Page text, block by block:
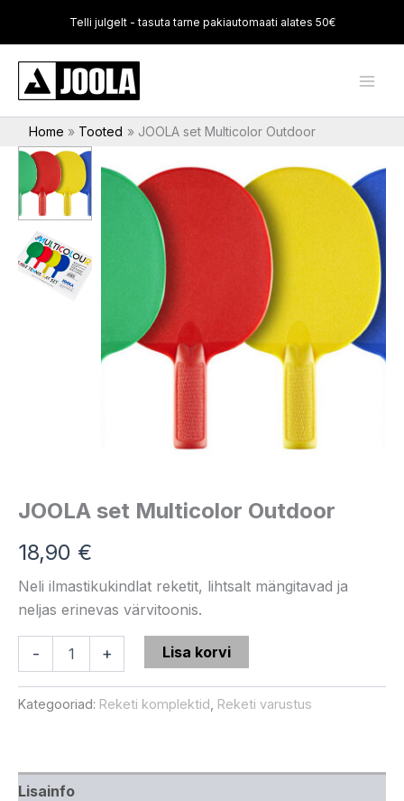
content
Telli julgelt - tasuta tarne pakiautomaati alates 50€
Home Tooted JOOLA set Multicolor Outdoor
JOOLA set Multicolor Outdoor
18,90 €
Neli ilmastikukindlat reketit, lihtsalt mängitavad ja
neljas erinevas värvitoonis.
-
JOOLA
Multicolor
+ Lisa korvi
Kategooriad: Reketi komplektid Reketi varustus
Lisainfo